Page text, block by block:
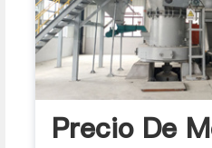
Precio De